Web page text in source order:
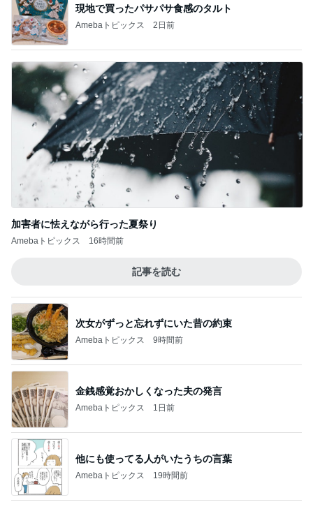
加害者に怯えながら行った夏祭り
Amebaトピックス
記事を読む
次女がずっと忘れずにいた昔の約束
Amebaトピックス 9時間前
金銭感覚おかしくなった夫の発言
Amebaトピックス
Amebaトピックス 19時間前
酸素MAXの息子と鳴ってしまった電話
Amebaトピックス 12時間前